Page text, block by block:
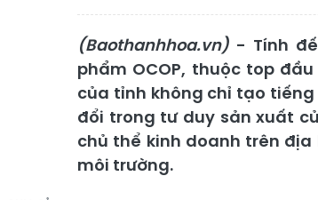
(Baothanhhoa.vn) - Tính
phẩm OCOP, thuộc top
của tỉnh không chỉ tạo
đổi trong tư duy sản xuất
chủ thể kinh doanh trên
môi trường.